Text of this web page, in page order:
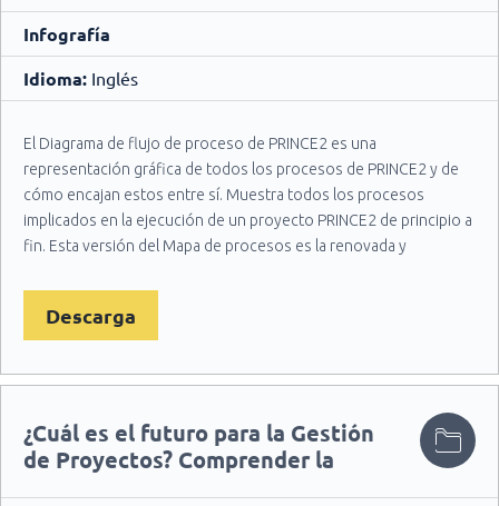
Infografía
Idioma: Inglés
El Diagrama de flujo de proceso de PRINCE2 es una
representación gráfica de todos los procesos de PRINCE2 y de
cómo encajan estos entre sí. Muestra todos los procesos
implicados en la ejecución de un proyecto PRINCE2 de principio a
fin. Esta versión del Mapa de procesos es la renovada y
PRINCE2. Un documento clave para todos los responsables de
proyectos que desean ejecutar un proyecto siguiendo los pasos
Descarga
¿Cuál es el futuro para la Gestión
de Proyectos? Comprender la